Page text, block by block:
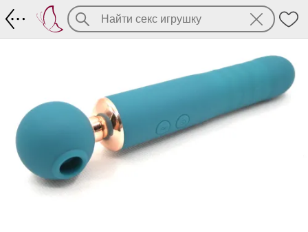
Необычный мульти-массажер с